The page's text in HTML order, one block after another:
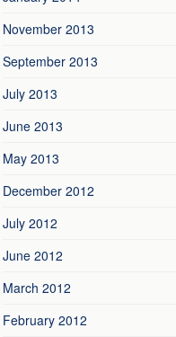
November 2013
September 2013
July 2013
June 2013
May 2013
December 2012
July 2012
June 2012
March 2012
February 2012